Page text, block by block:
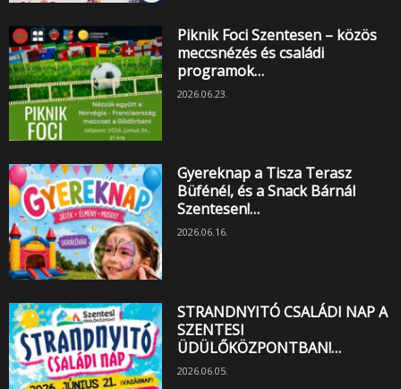
Piknik Foci Szentesen – közös
meccsnézés és családi
programok…
2026.06.23.
Gyereknap a Tisza Terasz
Büfénél, és a Snack Bárnál
Szentesen!…
2026.06.16.
STRANDNYITÓ CSALÁDI NAP A
SZENTESI
ÜDÜLŐKÖZPONTBAN!…
2026.06.05.